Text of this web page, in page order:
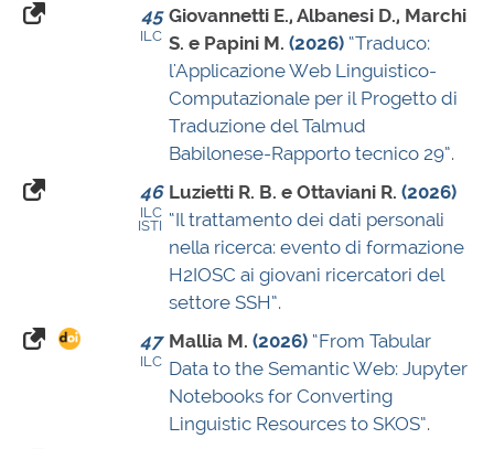
45
ILC
Giovannetti E., Albanesi D., Marchi
S. e Papini M. (2026) “Traduco:
l'Applicazione Web Linguistico-
Computazionale per il Progetto di
Traduzione del Talmud
Babilonese-Rapporto tecnico 29”.
46
ILC
ISTI
Luzietti R. B. e Ottaviani R. (2026)
“Il trattamento dei dati personali
nella ricerca: evento di formazione
H2IOSC ai giovani ricercatori del
settore SSH”.
47
ILC
Mallia M. (2026) “From Tabular
Data to the Semantic Web: Jupyter
Notebooks for Converting
Linguistic Resources to SKOS”.